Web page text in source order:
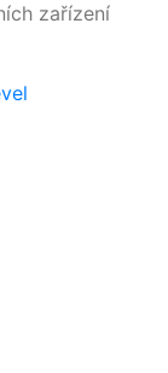
zařízení